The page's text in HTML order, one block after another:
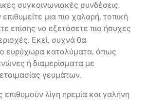
συγκοινωνιακές συνδέσεις.
μια πιο χαλαρή, τοπική
επίσης να εξετάσετε πιο ήσυχες
Εκεί, συχνά θα
ευρύχωρα καταλύματα, όπως
ή διαμερίσματα με
γευμάτων.
επιθυμούν λίγη ηρεμία και γαλήνη